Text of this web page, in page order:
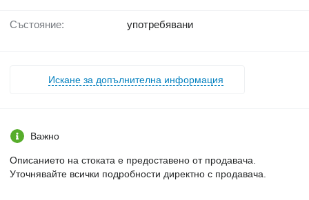
Състояние: употребявани
Искане за допълнителна информация
Важно
Описанието на стоката е предоставено от продавача.
Уточнявайте всички подробности директно с продавача.